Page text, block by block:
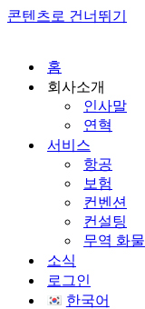
콘텐츠로 건너뛰기
홈
회사소개
인사말
연혁
서비스
항공
보험
컨벤션
컨설팅
무역 화물
소식
로그인
한국어